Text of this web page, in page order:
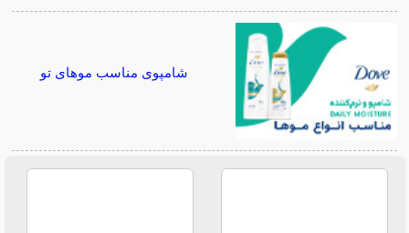
شامپوی مناسب موهای تو